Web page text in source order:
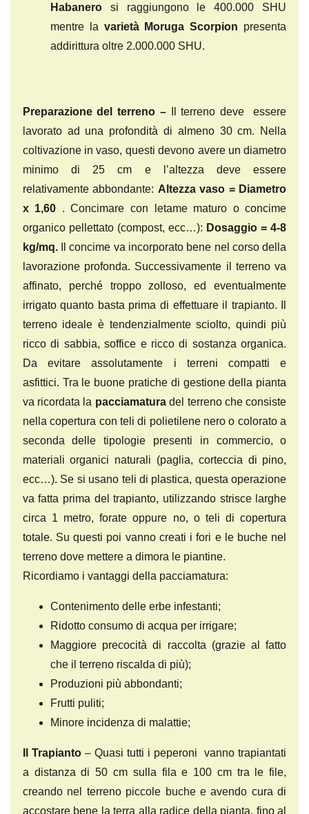
Habanerosi raggiungono le 400.000 SHU
mentre la varietà Moruga Scorpion presenta
addirittura oltre 2.000.000 SHU.
Preparazione del terreno –Il terreno deve essere
lavorato ad una profondità di almeno 30 cm. Nella
coltivazione in vaso, questi devono avere un diametro
minimo di 25 cm e l’altezza deve essere
relativamente abbondante: Altezza vaso = Diametro
x 1,60 . Concimare con letame maturo o concime
organico pellettato (compost, ecc…): Dosaggio = 4-8
kg/mq.Il concime va incorporato bene nel corso della
lavorazione profonda. Successivamente il terreno va
affinato, perché troppo zolloso, ed eventualmente
irrigato quanto basta prima di effettuare il trapianto. Il
terreno ideale è tendenzialmente sciolto, quindi più
ricco di sabbia, soffice e ricco di sostanza organica.
Da evitare assolutamente i terreni compatti e
asfittici. Tra le buone pratiche di gestione della pianta
va ricordata la pacciamaturadel terreno che consiste
nella copertura con teli di polietilene nero o colorato a
seconda delle tipologie presenti in commercio, o
materiali organici naturali (paglia, corteccia di pino,
ecc…). Se si usano teli di plastica, questa operazione
va fatta prima del trapianto, utilizzando strisce larghe
circa 1 metro, forate oppure no, o teli di copertura
totale. Su questi poi vanno creati i fori e le buche nel
terreno dove mettere a dimora le piantine.
Ricordiamo i vantaggi della pacciamatura:
Contenimento delle erbe infestanti;
Ridotto consumo di acqua per irrigare;
Maggiore precocità di raccolta (grazie al fatto
che il terreno riscalda di più);
Produzioni più abbondanti;
Frutti puliti;
Minore incidenza di malattie;
Il Trapianto– Quasi tutti i peperoni vanno trapiantati
a distanza di 50 cm sulla fila e 100 cm tra le file,
creando nel terreno piccole buche e avendo cura di
accostare bene la terra alla radice della pianta, fino al